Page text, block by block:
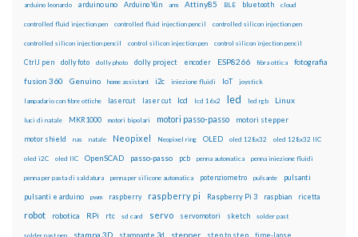
arduino leonardo arduino uno Arduino Yún arm Attiny85 BLE bluetooth cloud
controlled fluid injection pen controlled fluid injection pencil controlled silicon injection pen
controlled silicon injection pencil control silicon injection pen control silicon injection pencil
CtrlJ pen dolly foto dolly photo dolly project encoder ESP8266 fibra ottica fotografia
fusion 360 Genuino home assistant i2c iniezione fluidi IoT joystick
lampadario con fibre ottiche lasercut laser cut lcd lcd 16x2 led led rgb Linux
luci di natale MKR1000 motori bipolari motori passo-passo motori stepper
motor shield nas natale Neopixel Neopixel ring OLED oled 128x32 oled 128x32 IIC
oled i2C oled IIC OpenSCAD passo-passo pcb penna automatica penna iniezione fluidi
penna per pasta di saldatura penna per silicone automatica potenziometro pulsante pulsanti
pulsanti e arduino pwm raspberry raspberry pi Raspberry Pi 3 raspbian ricetta
robot robotica RPi rtc sd card servo servomotori sketch solder past
solder past pen stampa 3D stampante 3d stepper step to step time-lapse